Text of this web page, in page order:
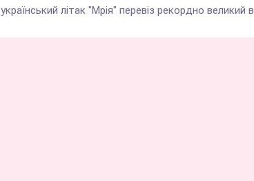
літак "Мрія" перевіз рекордно